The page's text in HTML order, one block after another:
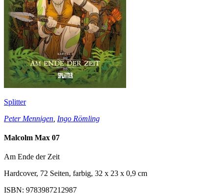
Splitter
Peter Mennigen Ingo Römling
Malcolm Max 07
Am Ende der Zeit
Hardcover, 72 Seiten, farbig, 32 x 23 x 0,9 cm
ISBN: 9783987212987